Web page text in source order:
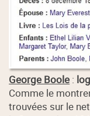
George Boole :
Comme le
trouvées sur le